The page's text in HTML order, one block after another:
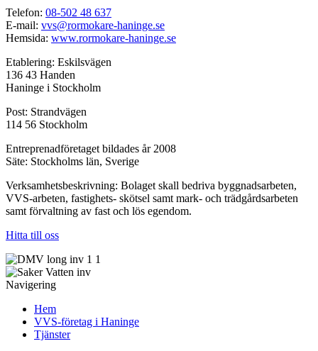
Telefon: 08-502 48 637
E-mail: vvs@rormokare-haninge.se
Hemsida: www.rormokare-haninge.se
Etablering: Eskilsvägen
136 43 Handen
Haninge i Stockholm
Post: Strandvägen
114 56 Stockholm
Entreprenadföretaget bildades år 2008
Säte: Stockholms län, Sverige
Verksamhetsbeskrivning: Bolaget skall bedriva byggnadsarbeten,
VVS-arbeten, fastighets- skötsel samt mark- och trädgårdsarbeten
samt förvaltning av fast och lös egendom.
Hitta till oss
Navigering
Hem
VVS-företag i Haninge
Tjänster